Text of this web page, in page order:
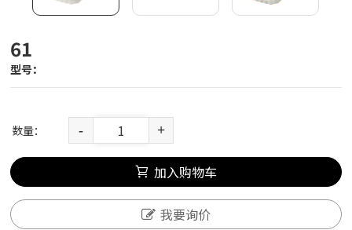
61
型号：
数量： - +
加入购物车
我要询价